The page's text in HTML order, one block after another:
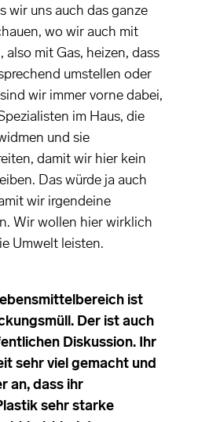
wir uns auch das ganze
wo wir auch mit
mit Gas, heizen, dass
umstellen oder
wir immer vorne dabei,
im Haus, die
und sie
damit wir hier kein
Das würde ja auch
wir irgendeine
Wir wollen hier wirklich
Umwelt leisten.
ist
Der ist auch
Diskussion. Ihr
sehr viel gemacht und
an, dass ihr
sehr starke